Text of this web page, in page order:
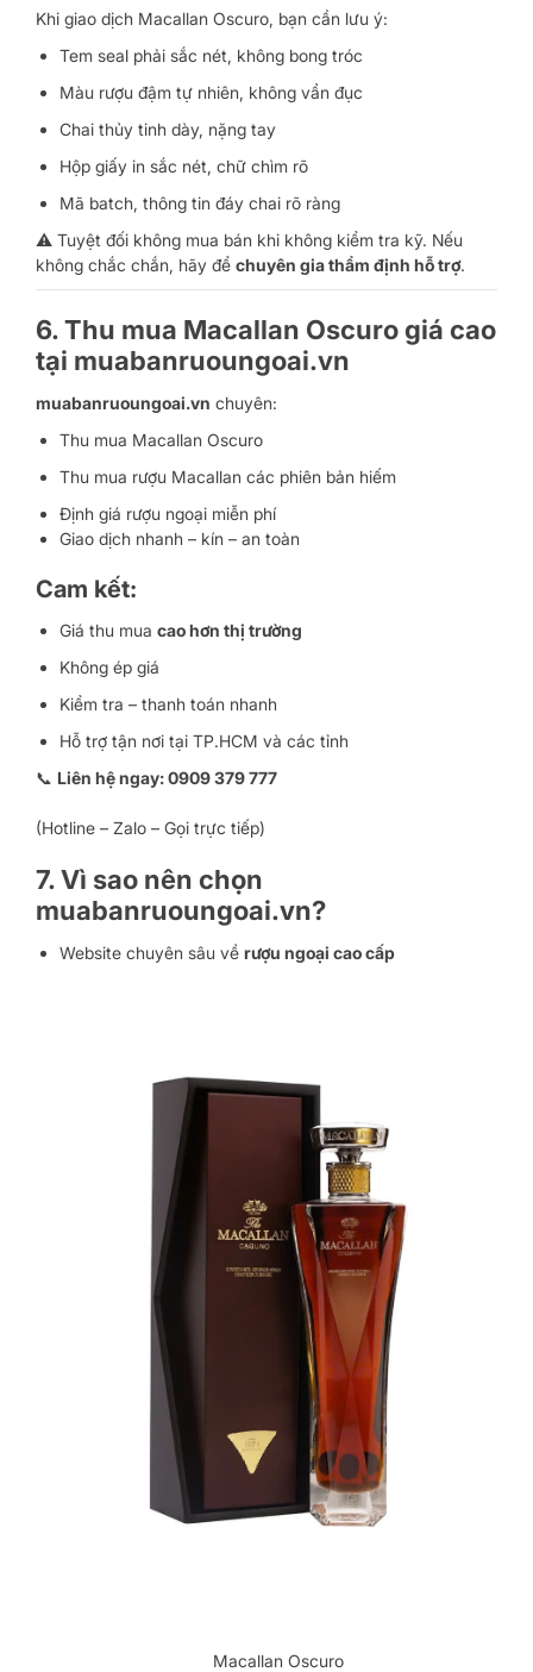
Khi giao dịch Macallan Oscuro, bạn cần lưu ý:
Tem seal phải sắc nét, không bong tróc
Màu rượu đậm tự nhiên, không vẩn đục
Chai thủy tinh dày, nặng tay
Hộp giấy in sắc nét, chữ chìm rõ
Mã batch, thông tin đáy chai rõ ràng
⚠️ Tuyệt đối không mua bán khi không kiểm tra kỹ. Nếu
không chắc chắn, hãy để chuyên gia thẩm định hỗ trợ.
6. Thu mua Macallan Oscuro giá cao
tại muabanruoungoai.vn
muabanruoungoai.vn chuyên:
Thu mua Macallan Oscuro
Thu mua rượu Macallan các phiên bản hiếm
Định giá rượu ngoại miễn phí
Giao dịch nhanh – kín – an toàn
Cam kết:
Giá thu mua cao hơn thị trường
Không ép giá
Kiểm tra – thanh toán nhanh
Hỗ trợ tận nơi tại TP.HCM và các tỉnh
📞 Liên hệ ngay: 0909 379 777
(Hotline – Zalo – Gọi trực tiếp)
7. Vì sao nên chọn
muabanruoungoai.vn?
Website chuyên sâu về rượu ngoại cao cấp
Macallan Oscuro